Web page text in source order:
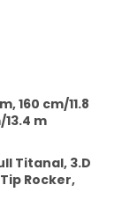
160 cm/11.8
13.4 m
Titanal, 3.D
Rocker,